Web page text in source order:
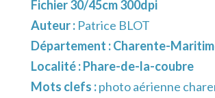
Fichier 30/45cm 300dpi
Auteur : Patrice BLOT
Département :Charente-
Localité :Phare-de-la-coubre
Mots clefs :photo aérienne